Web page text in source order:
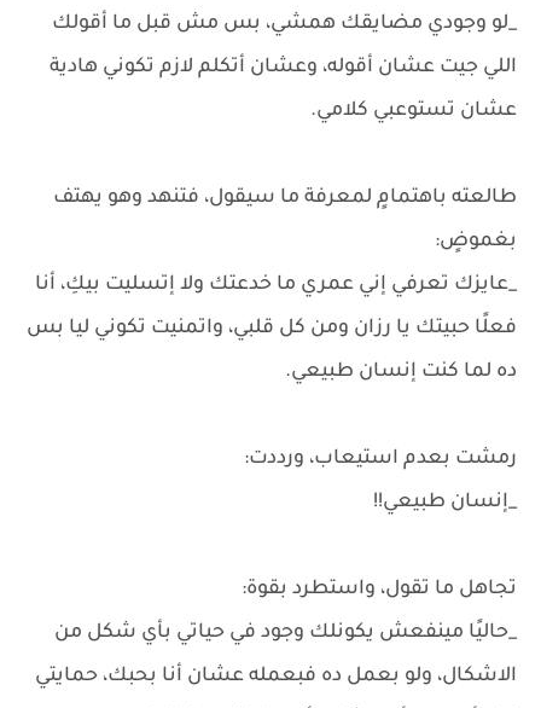
_لو وجودي مضايقك همشي، بس مش قبل ما أقولك
اللي جيت عشان أقوله، وعشان أتكلم لازم تكوني هادية
عشان تستوعبي كلامي.
طالعته باهتمامٍ لمعرفة ما سيقول، فتنهد وهو يهتف
بغموضٍ:
_عايزك تعرفي إني عمري ما خدعتك ولا إتسليت بيكِ، أنا
فعلًا حبيتك يا رزان ومن كل قلبي، واتمنيت تكوني ليا بس
ده لما كنت إنسان طبيعي.
رمشت بعدم استيعاب، ورددت:
_إنسان طبيعي!!
تجاهل ما تقول، واستطرد بقوة:
_حاليًا مينفعش يكونلك وجود في حياتي بأي شكل من
الاشكال، ولو بعمل ده فبعمله عشان أنا بحبك، حمايتي